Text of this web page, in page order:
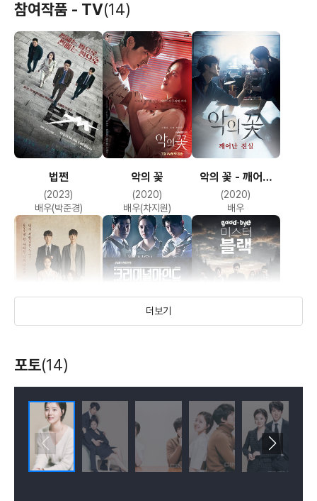
그날의 분위기
배우(배수정)
오늘의 연애
배우(현우)
배우(연희)
최종병기 활
(2011)
배우(자인)
울학교 이티
(2008)
배우(이은실)
참여작품 - TV(14)
법쩐
(2023)
배우(박준경)
악의 꽃
(2020)
배우(차지원)
악의 꽃 - 깨어난
진실
(2020)
배우
계룡선녀전
더보기
포토(14)